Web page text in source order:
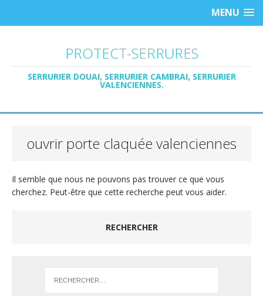
MENU
PROTECT-SERRURES
SERRURIER DOUAI, SERRURIER CAMBRAI, SERRURIER
VALENCIENNES.
ouvrir porte claquée valenciennes
Il semble que nous ne pouvons pas trouver ce que vous
cherchez. Peut-être que cette recherche peut vous aider.
RECHERCHER